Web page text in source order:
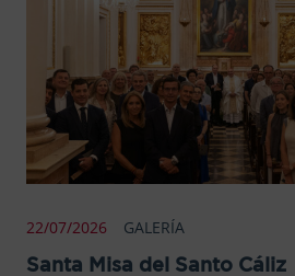
22/07/2026 GALERÍA
Santa Misa del Santo Cáliz